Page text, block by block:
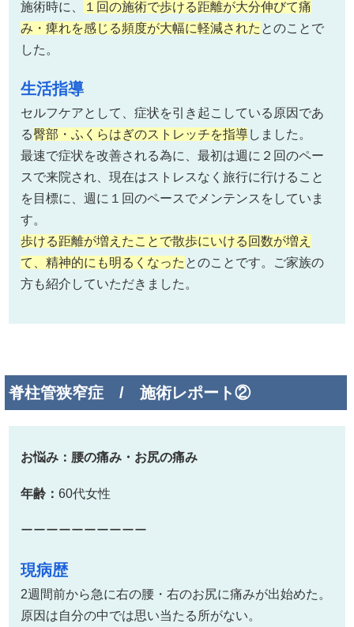
施術時に、
１回の施術で歩ける距離が大分伸びて痛
み・痺れを感じる頻度が大幅に軽減された とのことで
した。
生活指導
セルフケアとして、症状を引き起こしている原因であ
る臀部・ふくらはぎのストレッチを指導しました。
最速で症状を改善される為に、最初は週に２回のペー
スで来院され、現在はストレスなく旅行に行けること
を目標に、週に１回のペースでメンテンスをしていま
す。
歩ける距離が増えたことで散歩にいける回数が増え
て、精神的にも明るくなった とのことです。ご家族の
方も紹介していただきました。
脊柱管狭窄症 / 施術レポート②
お悩み：腰の痛み・お尻の痛み
年齢： 60代女性
ーーーーーーーーーー
現病歴
2週間前から急に右の腰・右のお尻に痛みが出始めた。
原因は自分の中では思い当たる所がない。